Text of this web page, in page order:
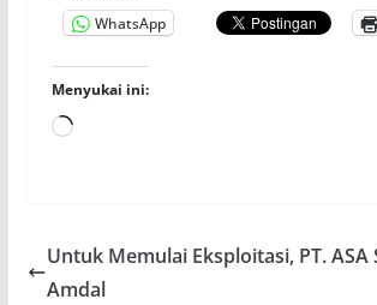
WhatsApp
Menyukai ini:
Memuat...
Untuk Memulai Eksploitasi, PT. ASA
Amdal